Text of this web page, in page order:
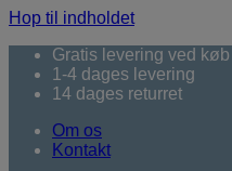
Hop til indholdet
Gratis levering ved
1-4 dages levering
14 dages returret
Om os
Kontakt